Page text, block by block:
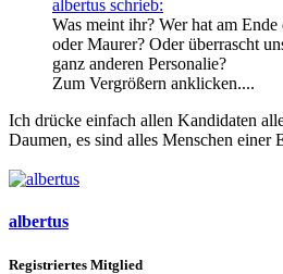
albertus schrieb:
Was meint ihr? Wer hat am
oder Maurer? Oder überrascht
ganz anderen Personalie?
Zum Vergrößern anklicken....
Ich drücke einfach allen Kandidaten
Daumen, es sind alles Menschen einer
albertus
Registriertes Mitglied